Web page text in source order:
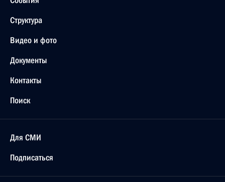
Структура
Видео и фото
Документы
Контакты
Поиск
Для СМИ
Подписаться